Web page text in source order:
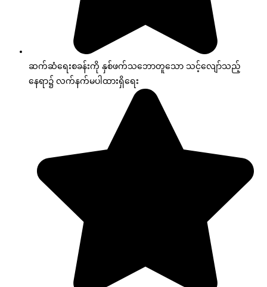
ဆက်ဆံရေးစခန်းကို နှစ်ဖက်သဘောတူသော သင့်လျော်သည့်
နေရာ၌ လက်နက်မပါထားရှိရေး